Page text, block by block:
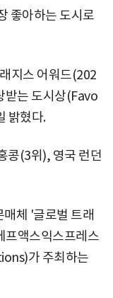
좋아하는 도시로
지스 어워드(202
받는 도시상(Favo
밝혔다.
콩(3위), 영국 런던
체 '글로벌 트래
액스익스프레스
가 주최하는